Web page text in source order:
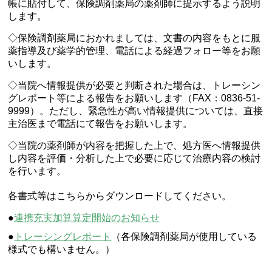
帳に貼付して、保険調剤薬局の薬剤師に提示するよう説明
します。
◇保険調剤薬局におかれましては、文書の内容をもとに服
薬指導及び薬学的管理、電話による経過フォロー等をお願
いします。
◇当院へ情報提供が必要と判断された場合は、トレーシン
グレポート等による報告をお願いします（FAX：0836-51-
9999）。ただし、緊急性が高い情報提供については、直接
主治医まで電話にて報告をお願いします。
◇当院の薬剤師が内容を把握した上で、処方医へ情報提供
し内容を評価・分析した上で必要に応じて治療内容の検討
を行います。
各書式等はこちらからダウンロードしてください。
●連携充実加算算定開始のお知らせ
● トレーシングレポート
（各保険調剤薬局が使用している
様式でも構いません。）